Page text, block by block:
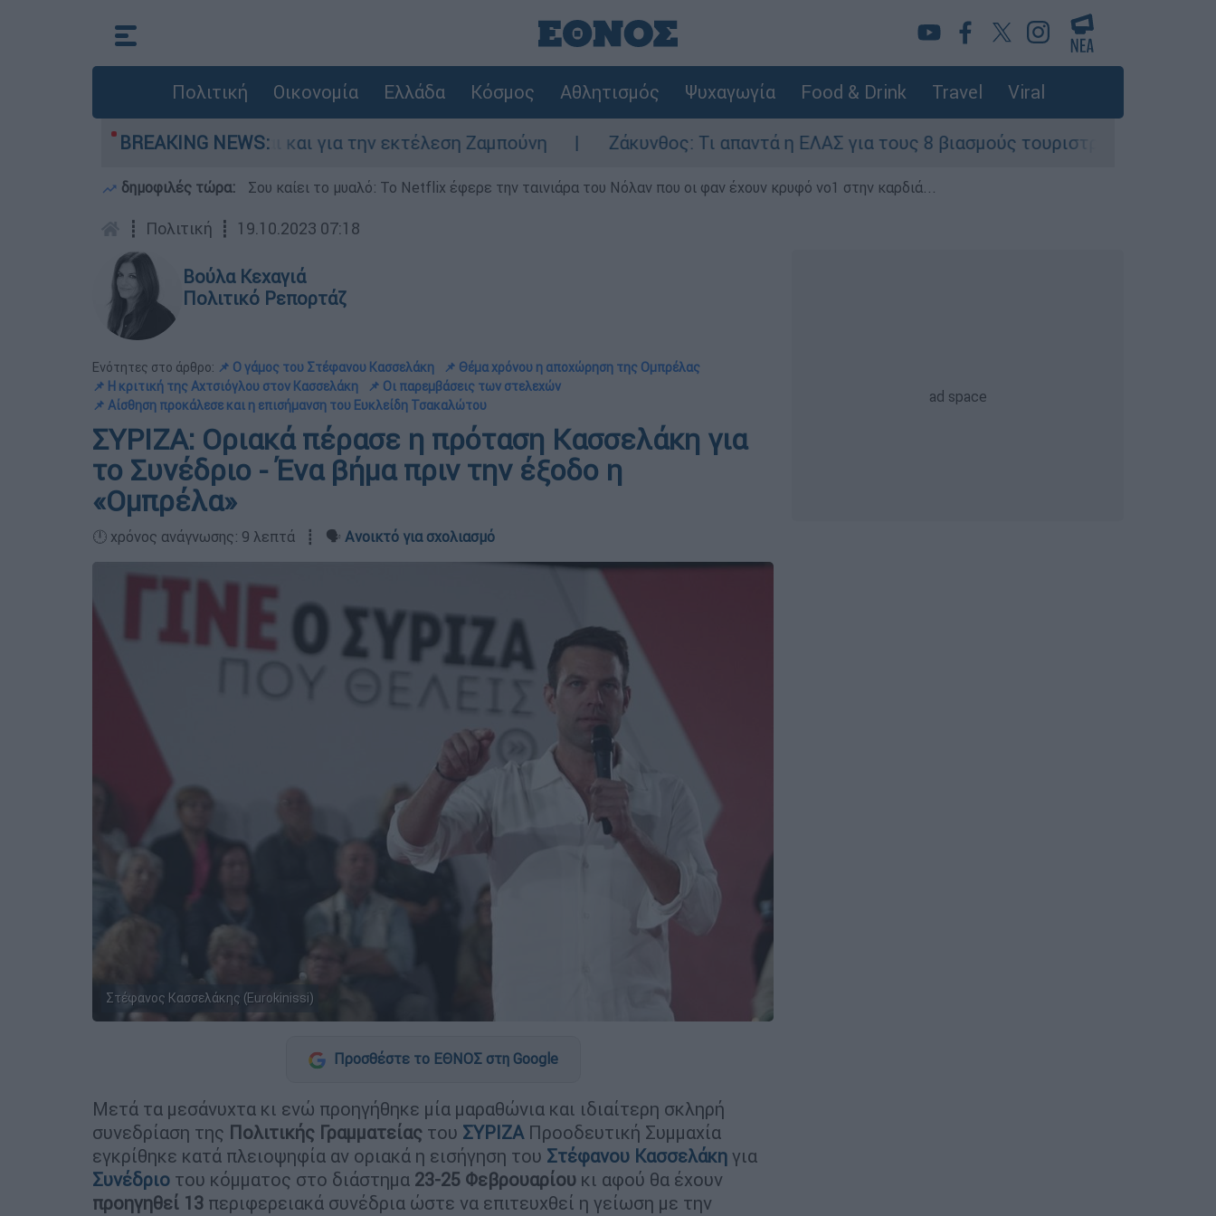
Πολιτική Οικονομία Ελλάδα Κόσμος Αθλητισμός Ψυχαγωγία Food & Drink Travel Viral
BREAKING NEWS:
- Κατηγορείται και για την εκτέλεση Ζαμπούνη Ζάκυνθος: Τι απαντά η ΕΛΑΣ για τους 8 βιασμούς τουριστριών - «Μόνο 3 περιστατικά
δημοφιλές τώρα: Σου καίει το μυαλό: Το Netflix έφερε την ταινιάρα του Νόλαν που οι φαν έχουν κρυφό νο1 στην καρδιά...
┋ Πολιτική ┋ 19.10.2023 07:18
Βούλα Κεχαγιά
Πολιτικό Ρεπορτάζ
Ενότητες στο άρθρο: 📌 Ο γάμος του Στέφανου Κασσελάκη
📌 Θέμα χρόνου η αποχώρηση της Ομπρέλας
📌 Η κριτική της Αχτσιόγλου στον Κασσελάκη
📌 Οι παρεμβάσεις των στελεχών
📌 Αίσθηση προκάλεσε και η επισήμανση του Ευκλείδη Τσακαλώτου
ΣΥΡΙΖΑ: Οριακά πέρασε η πρόταση Κασσελάκη για
το Συνέδριο - Ένα βήμα πριν την έξοδο η
«Ομπρέλα»
🕛 χρόνος ανάγνωσης: 9 λεπτά ┋ 🗣️ Ανοικτό για σχολιασμό
Στέφανος Κασσελάκης (Eurokinissi)
Προσθέστε το ΕΘΝΟΣ στη Google
Μετά τα μεσάνυχτα κι ενώ προηγήθηκε μία μαραθώνια και ιδιαίτερη σκληρή
συνεδρίαση της Πολιτικής Γραμματείας του ΣΥΡΙΖΑ Προοδευτική Συμμαχία
εγκρίθηκε κατά πλειοψηφία αν οριακά η εισήγηση του Στέφανου Κασσελάκη για
Συνέδριο του κόμματος στο διάστημα 23-25 Φεβρουαρίου κι αφού θα έχουν
προηγηθεί 13 περιφερειακά συνέδρια ώστε να επιτευχθεί η γείωση με την